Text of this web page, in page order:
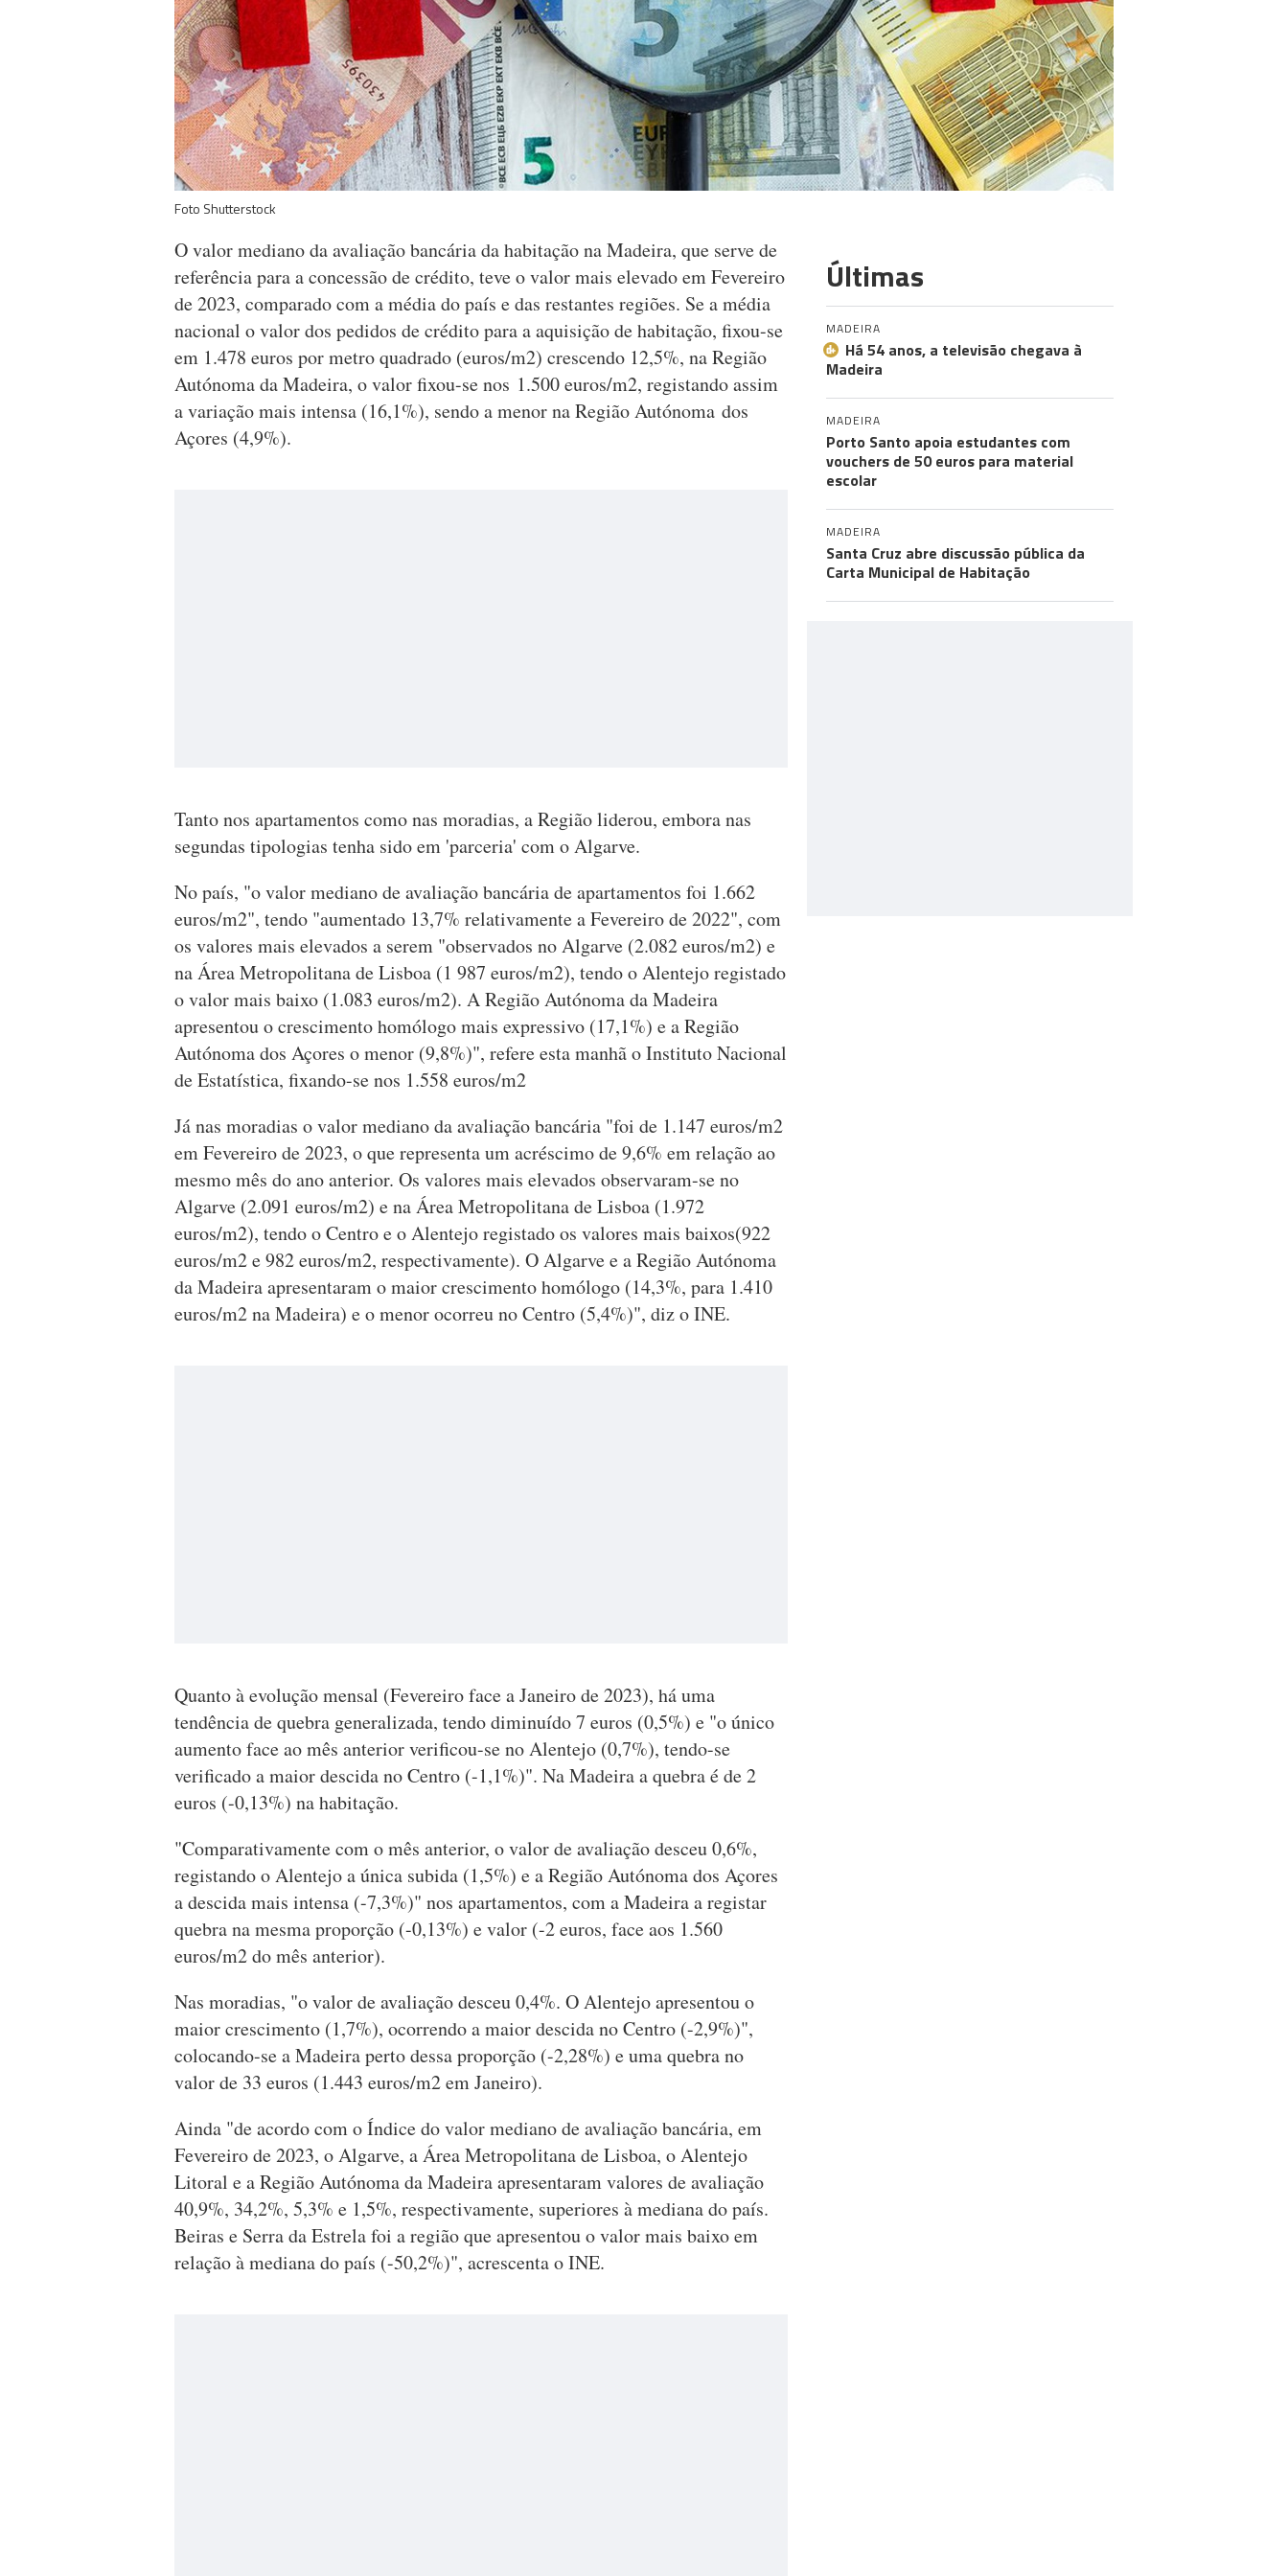
Foto Shutterstock
O valor mediano da avaliação bancária da habitação na Madeira, que serve de
referência para a concessão de crédito, teve o valor mais elevado em Fevereiro
de 2023, comparado com a média do país e das restantes regiões. Se a média
nacional o valor dos pedidos de crédito para a aquisição de habitação, fixou-se
em 1.478 euros por metro quadrado (euros/m2) crescendo 12,5%, na Região
Autónoma da Madeira, o valor fixou-se nos 1.500 euros/m2, registando assim
a variação mais intensa (16,1%), sendo a menor na Região Autónoma dos
Açores (4,9%).
Tanto nos apartamentos como nas moradias, a Região liderou, embora nas
segundas tipologias tenha sido em 'parceria' com o Algarve.
No país, "o valor mediano de avaliação bancária de apartamentos foi 1.662
euros/m2", tendo "aumentado 13,7% relativamente a Fevereiro de 2022", com
os valores mais elevados a serem "observados no Algarve (2.082 euros/m2) e
na Área Metropolitana de Lisboa (1 987 euros/m2), tendo o Alentejo registado
o valor mais baixo (1.083 euros/m2). A Região Autónoma da Madeira
apresentou o crescimento homólogo mais expressivo (17,1%) e a Região
Autónoma dos Açores o menor (9,8%)", refere esta manhã o Instituto Nacional
de Estatística, fixando-se nos 1.558 euros/m2
Já nas moradias o valor mediano da avaliação bancária "foi de 1.147 euros/m2
em Fevereiro de 2023, o que representa um acréscimo de 9,6% em relação ao
mesmo mês do ano anterior. Os valores mais elevados observaram-se no
Algarve (2.091 euros/m2) e na Área Metropolitana de Lisboa (1.972
euros/m2), tendo o Centro e o Alentejo registado os valores mais baixos(922
euros/m2 e 982 euros/m2, respectivamente). O Algarve e a Região Autónoma
da Madeira apresentaram o maior crescimento homólogo (14,3%, para 1.410
euros/m2 na Madeira) e o menor ocorreu no Centro (5,4%)", diz o INE.
Quanto à evolução mensal (Fevereiro face a Janeiro de 2023), há uma
tendência de quebra generalizada, tendo diminuído 7 euros (0,5%) e "o único
aumento face ao mês anterior verificou-se no Alentejo (0,7%), tendo-se
verificado a maior descida no Centro (-1,1%)". Na Madeira a quebra é de 2
euros (-0,13%) na habitação.
"Comparativamente com o mês anterior, o valor de avaliação desceu 0,6%,
registando o Alentejo a única subida (1,5%) e a Região Autónoma dos Açores
a descida mais intensa (-7,3%)" nos apartamentos, com a Madeira a registar
quebra na mesma proporção (-0,13%) e valor (-2 euros, face aos 1.560
euros/m2 do mês anterior).
Nas moradias, "o valor de avaliação desceu 0,4%. O Alentejo apresentou o
maior crescimento (1,7%), ocorrendo a maior descida no Centro (-2,9%)",
colocando-se a Madeira perto dessa proporção (-2,28%) e uma quebra no
valor de 33 euros (1.443 euros/m2 em Janeiro).
Ainda "de acordo com o Índice do valor mediano de avaliação bancária, em
Fevereiro de 2023, o Algarve, a Área Metropolitana de Lisboa, o Alentejo
Litoral e a Região Autónoma da Madeira apresentaram valores de avaliação
40,9%, 34,2%, 5,3% e 1,5%, respectivamente, superiores à mediana do país.
Beiras e Serra da Estrela foi a região que apresentou o valor mais baixo em
relação à mediana do país (-50,2%)", acrescenta o INE.
Últimas
MADEIRA
Há 54 anos, a televisão chegava à
Madeira
MADEIRA
Porto Santo apoia estudantes com
vouchers de 50 euros para material
escolar
MADEIRA
Santa Cruz abre discussão pública da
Carta Municipal de Habitação